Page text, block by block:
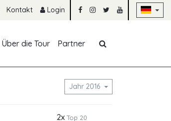
Kontakt Login
Über die Tour Partner
Jahr 2016
2xTop 20